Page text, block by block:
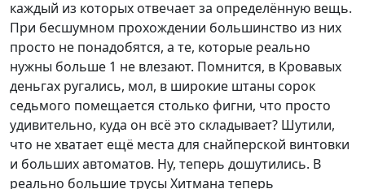
каждый из которых отвечает за определённую вещь.
При бесшумном прохождении большинство из них
просто не понадобятся, а те, которые реально
нужны больше 1 не влезают. Помнится, в Кровавых
деньгах ругались, мол, в широкие штаны сорок
седьмого помещается столько фигни, что просто
удивительно, куда он всё это складывает? Шутили,
что не хватает ещё места для снайперской винтовки
и больших автоматов. Ну, теперь дошутились. В
реально большие трусы Хитмана теперь